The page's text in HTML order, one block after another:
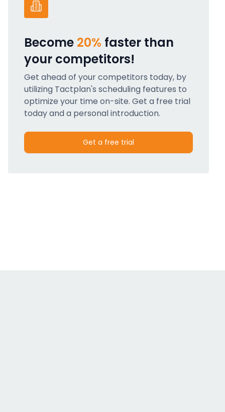
Become 20% faster than
your competitors!
Get ahead of your competitors today, by
utilizing Tactplan's scheduling features to
optimize your time on-site. Get a free trial
today and a personal introduction.
Get a free trial